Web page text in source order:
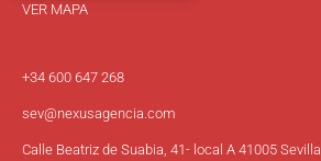
VER MAPA
+34 600 647 268
sev@nexusagencia.com
Calle Beatriz de Suabia, 41- local A 41005 Sevilla